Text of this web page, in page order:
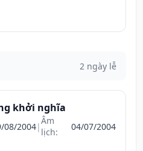
2 ngày lễ
khởi nghĩa
08/2004|Âm
lịch:
04/07/2004